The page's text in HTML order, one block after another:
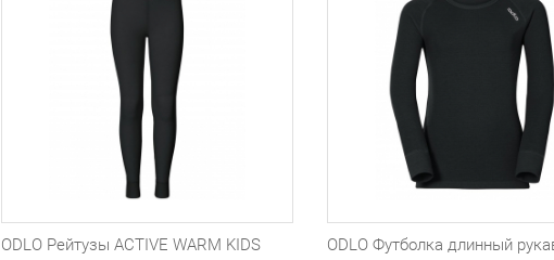
ODLO Рейтузы ACTIVE WARM KIDS
ODLO Футболка длинный